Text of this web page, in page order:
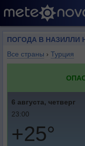
ПОГОДА В НАЗИЛЛИ
Все страны › Турция
6 августа, четверг
23:00
+25°